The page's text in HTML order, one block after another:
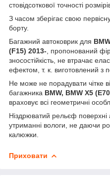
стовідсоткової точності
З часом зберігає свою
борту.
Багажний автоковрик для
(F15) 2013- , пропонований
зносостійкість, не втрачає
ефектом, т. к. виготовлений з
Не може не порадувати чітке
багажника BMW, BMW X5
враховує всі геометричні
Ніздрюватий рельєф поверхні
утриманні вологи, не даючи
калюжки.
Приховати